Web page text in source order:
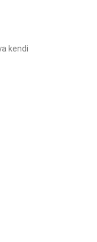
kendi